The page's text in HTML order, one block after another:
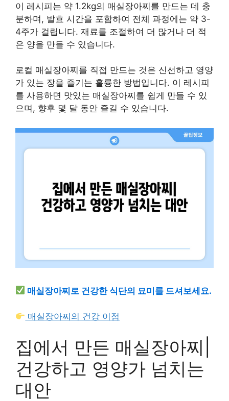
이 레시피는 약 1.2kg의 매실장아찌를 만드는 데 충
분하며, 발효 시간을 포함하여 전체 과정에는 약 3-
4주가 걸립니다. 재료를 조절하여 더 많거나 더 적
은 양을 만들 수 있습니다.
로컬 매실장아찌를 직접 만드는 것은 신선하고 영양
가 있는 장을 즐기는 훌륭한 방법입니다. 이 레시피
를 사용하면 맛있는 매실장아찌를 쉽게 만들 수 있
으며, 향후 몇 달 동안 즐길 수 있습니다.
매실장아찌로 건강한 식단의 묘미를 드셔보세요.
매실장아찌의 건강 이점
집에서 만든 매실장아찌|
건강하고 영양가 넘치는
대안